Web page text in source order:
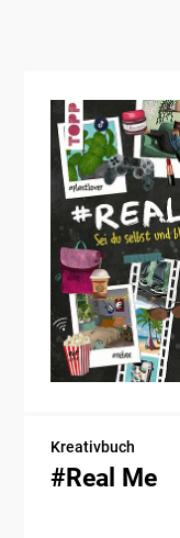
Kreativbuch
#Real Me